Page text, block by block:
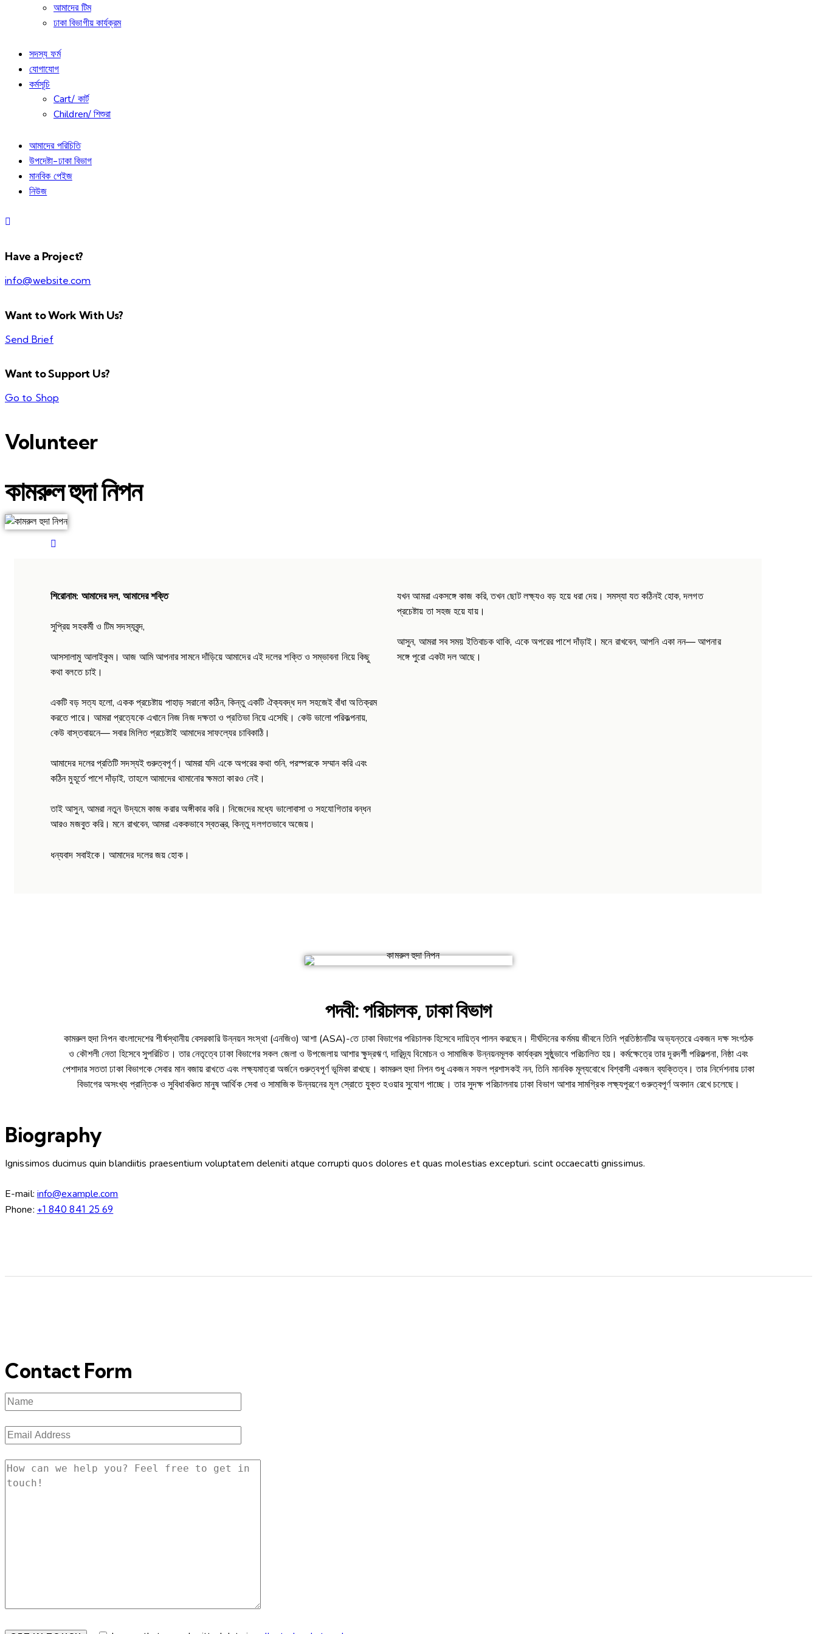
আমাদের টিম
ঢাকা বিভাগীয় কার্যক্রম
সদস্য ফর্ম
যোগাযোগ
কর্মসূচি
Cart/ কার্ট
Children/ শিশুরা
আমাদের পরিচিতি
উপদেষ্টা-ঢাকা বিভাগ
মানবিক পেইজ
নিউজ
Have a Project?
info@website.com
Want to Work With Us?
Send Brief
Want to Support Us?
Go to Shop
Volunteer
কামরুল হুদা নিপন
শিরোনাম: আমাদের দল, আমাদের শক্তি
সুপ্রিয় সহকর্মী ও টিম সদস্যবৃন্দ,
আসসালামু আলাইকুম। আজ আমি আপনার সামনে দাঁড়িয়ে আমাদের এই দলের শক্তি ও সম্ভাবনা নিয়ে কিছু
কথা বলতে চাই।
একটি বড় সত্য হলো, একক প্রচেষ্টায় পাহাড় সরানো কঠিন, কিন্তু একটি ঐক্যবদ্ধ দল সহজেই বাঁধা অতিক্রম
করতে পারে। আমরা প্রত্যেকে এখানে নিজ নিজ দক্ষতা ও প্রতিভা নিয়ে এসেছি। কেউ ভালো পরিকল্পনায়,
কেউ বাস্তবায়নে— সবার মিলিত প্রচেষ্টাই আমাদের সাফল্যের চাবিকাঠি।
আমাদের দলের প্রতিটি সদস্যই গুরুত্বপূর্ণ। আমরা যদি একে অপরের কথা শুনি, পরস্পরকে সম্মান করি এবং
কঠিন মুহূর্তে পাশে দাঁড়াই, তাহলে আমাদের থামানোর ক্ষমতা কারও নেই।
তাই আসুন, আমরা নতুন উদ্যমে কাজ করার অঙ্গীকার করি। নিজেদের মধ্যে ভালোবাসা ও সহযোগিতার বন্ধন
আরও মজবুত করি। মনে রাখবেন, আমরা এককভাবে স্বতন্ত্র, কিন্তু দলগতভাবে অজেয়।
ধন্যবাদ সবাইকে। আমাদের দলের জয় হোক।
যখন আমরা একসঙ্গে কাজ করি, তখন ছোট লক্ষ্যও বড় হয়ে ধরা দেয়। সমস্যা যত কঠিনই হোক, দলগত
প্রচেষ্টায় তা সহজ হয়ে যায়।
আসুন, আমরা সব সময় ইতিবাচক থাকি, একে অপরের পাশে দাঁড়াই। মনে রাখবেন, আপনি একা নন— আপনার
সঙ্গে পুরো একটা দল আছে।
পদবী: পরিচালক, ঢাকা বিভাগ
কামরুল হুদা নিপন বাংলাদেশের শীর্ষস্থানীয় বেসরকারি উন্নয়ন সংস্থা (এনজিও) আশা (ASA)-তে ঢাকা বিভাগের পরিচালক হিসেবে দায়িত্ব পালন করছেন। দীর্ঘদিনের কর্মময় জীবনে তিনি প্রতিষ্ঠানটির অভ্যন্তরে একজন দক্ষ সংগঠক
ও কৌশলী নেতা হিসেবে সুপরিচিত। তার নেতৃত্বে ঢাকা বিভাগের সকল জেলা ও উপজেলায় আশার ক্ষুদ্রঋণ, দারিদ্র্য বিমোচন ও সামাজিক উন্নয়নমূলক কার্যক্রম সুষ্ঠুভাবে পরিচালিত হয়। কর্মক্ষেত্রে তার দূরদর্শী পরিকল্পনা, নিষ্ঠা এবং
পেশাদার সততা ঢাকা বিভাগকে সেবার মান বজায় রাখতে এবং লক্ষ্যমাত্রা অর্জনে গুরুত্বপূর্ণ ভূমিকা রাখছে। কামরুল হুদা নিপন শুধু একজন সফল প্রশাসকই নন, তিনি মানবিক মূল্যবোধে বিশ্বাসী একজন ব্যক্তিত্ব। তার নির্দেশনায় ঢাকা
বিভাগের অসংখ্য প্রান্তিক ও সুবিধাবঞ্চিত মানুষ আর্থিক সেবা ও সামাজিক উন্নয়নের মূল স্রোতে যুক্ত হওয়ার সুযোগ পাচ্ছে। তার সুদক্ষ পরিচালনায় ঢাকা বিভাগ আশার সামগ্রিক লক্ষ্যপূরণে গুরুত্বপূর্ণ অবদান রেখে চলেছে।
Biography
Ignissimos ducimus quin blandiitis praesentium voluptatem deleniti atque corrupti quos dolores et quas molestias excepturi. scint occaecatti gnissimus.
E-mail: info@example.com
Phone: +1 840 841 25 69
Contact Form